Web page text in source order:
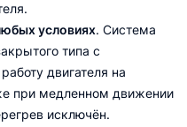
условиях. Система
типа с
двигателя на
при медленном движении
исключён.